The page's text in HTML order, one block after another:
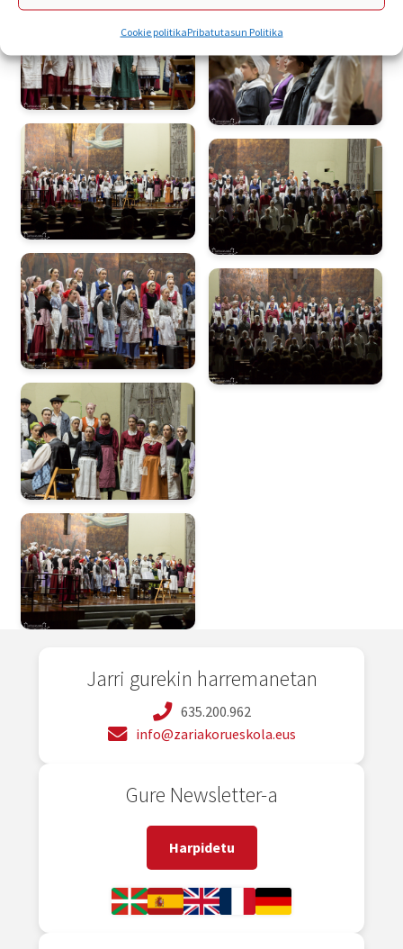
Cookie politikaPribatutasun Politika
Jarri gurekin harremanetan
635.200.962
info@zariakorueskola.eus
Gure Newsletter-a
Harpidetu